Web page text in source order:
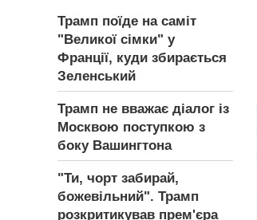
Трамп поїде на саміт
"Великої сімки" у
Франції, куди збирається
Зеленський
Трамп не вважає діалог із
Москвою поступкою з
боку Вашингтона
"Ти, чорт забирай,
божевільний". Трамп
розкритикував прем'єра